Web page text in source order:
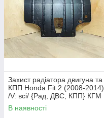
Захист радіатора двигуна та
КПП Honda Fit 2 (2008-2014)
/V: всі/ {Рад, ДВС, КПП} КГМ
В наявності